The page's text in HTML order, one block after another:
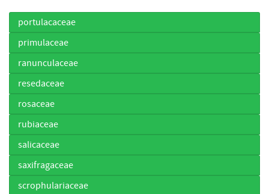
portulacaceae
primulaceae
ranunculaceae
resedaceae
rosaceae
rubiaceae
salicaceae
saxifragaceae
scrophulariaceae